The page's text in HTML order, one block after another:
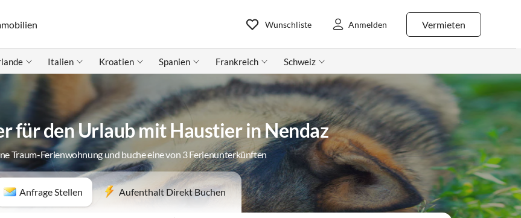
Vermieten
Wunschliste Anmelden
Italien Kroatien Spanien Frankreich Schweiz
für den Urlaub mit Haustier in Nendaz
Traum-Ferienwohnung und buche eine von 3 Ferienunterkünften
Anfrage Stellen Aufenthalt Direkt Buchen